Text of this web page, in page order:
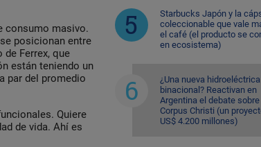
consumo masivo.
posicionan entre
Ferrex, que
están teniendo un
par del promedio
Quiere
de vida. Ahí es
Starbucks Japón y la
coleccionable que vale
el café (el producto se
en ecosistema)
¿Una nueva hidroeléctrica
binacional? Reactivan en
Argentina el debate sobre
Corpus Christi (un
US$ 4.200 millones)